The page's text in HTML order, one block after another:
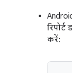
करें: